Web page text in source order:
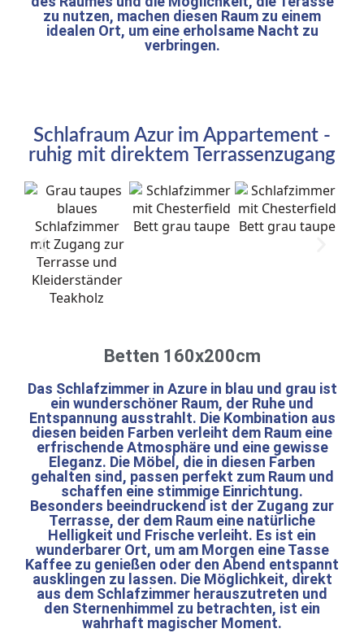
zu nutzen, machen diesen Raum zu einem
idealen Ort, um eine erholsame Nacht zu
verbringen.
Schlafraum Azur im Appartement -
ruhig mit direktem Terrassenzugang
Betten 160x200cm
Das Schlafzimmer in Azure in blau und grau ist
ein wunderschöner Raum, der Ruhe und
Entspannung ausstrahlt. Die Kombination aus
diesen beiden Farben verleiht dem Raum eine
erfrischende Atmosphäre und eine gewisse
Eleganz. Die Möbel, die in diesen Farben
gehalten sind, passen perfekt zum Raum und
schaffen eine stimmige Einrichtung.
Besonders beeindruckend ist der Zugang zur
Terrasse, der dem Raum eine natürliche
Helligkeit und Frische verleiht. Es ist ein
wunderbarer Ort, um am Morgen eine Tasse
Kaffee zu genießen oder den Abend entspannt
ausklingen zu lassen. Die Möglichkeit, direkt
aus dem Schlafzimmer herauszutreten und
den Sternenhimmel zu betrachten, ist ein
wahrhaft magischer Moment.